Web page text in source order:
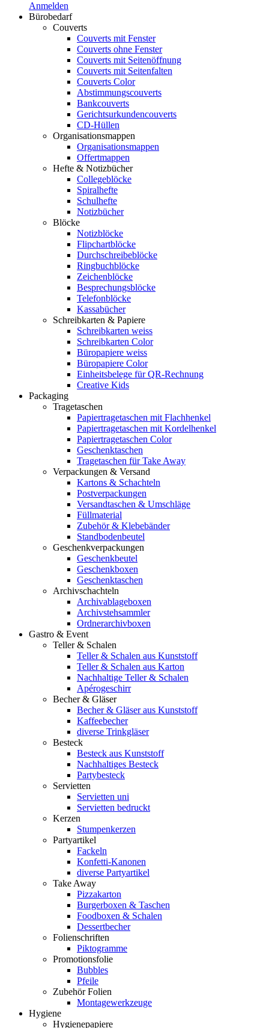
Anmelden
Bürobedarf
Couverts
Couverts mit Fenster
Couverts ohne Fenster
Couverts mit Seitenöffnung
Couverts mit Seitenfalten
Couverts Color
Abstimmungscouverts
Bankcouverts
Gerichtsurkundencouverts
CD-Hüllen
Organisationsmappen
Organisationsmappen
Offertmappen
Hefte & Notizbücher
Collegeblöcke
Spiralhefte
Schulhefte
Notizbücher
Blöcke
Notizblöcke
Flipchartblöcke
Durchschreibeblöcke
Ringbuchblöcke
Zeichenblöcke
Besprechungsblöcke
Telefonblöcke
Kassabücher
Schreibkarten & Papiere
Schreibkarten weiss
Schreibkarten Color
Büropapiere weiss
Büropapiere Color
Einheitsbelege für QR-Rechnung
Creative Kids
Packaging
Tragetaschen
Papiertragetaschen mit Flachhenkel
Papiertragetaschen mit Kordelhenkel
Papiertragetaschen Color
Geschenktaschen
Tragetaschen für Take Away
Verpackungen & Versand
Kartons & Schachteln
Postverpackungen
Versandtaschen & Umschläge
Füllmaterial
Zubehör & Klebebänder
Standbodenbeutel
Geschenkverpackungen
Geschenkbeutel
Geschenkboxen
Geschenktaschen
Archivschachteln
Archivablageboxen
Archivstehsammler
Ordnerarchivboxen
Gastro & Event
Teller & Schalen
Teller & Schalen aus Kunststoff
Teller & Schalen aus Karton
Nachhaltige Teller & Schalen
Apérogeschirr
Becher & Gläser
Becher & Gläser aus Kunststoff
Kaffeebecher
diverse Trinkgläser
Besteck
Besteck aus Kunststoff
Nachhaltiges Besteck
Partybesteck
Servietten
Servietten uni
Servietten bedruckt
Kerzen
Stumpenkerzen
Partyartikel
Fackeln
Konfetti-Kanonen
diverse Partyartikel
Take Away
Pizzakarton
Burgerboxen & Taschen
Foodboxen & Schalen
Dessertbecher
Folienschriften
Piktogramme
Promotionsfolie
Bubbles
Pfeile
Zubehör Folien
Montagewerkzeuge
Hygiene
Hygienepapiere